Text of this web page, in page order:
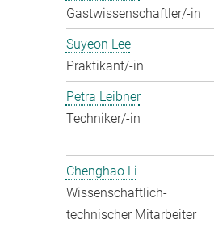
Gastwissenschaftler/-in
Suyeon Lee
Praktikant/-in
Petra Leibner
Techniker/-in
Chenghao Li
Wissenschaftlich-
technischer Mitarbeiter